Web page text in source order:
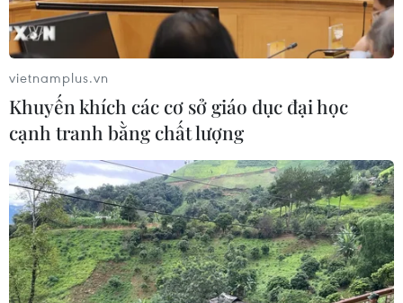
vietnamplus.vn
Khuyến khích các cơ sở giáo dục đại học
cạnh tranh bằng chất lượng